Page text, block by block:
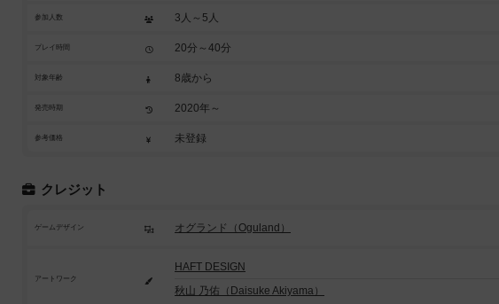
参加人数 3人～5人
プレイ時間 20分～40分
対象年齢 8歳から
発売時期 2020年～
参考価格 未登録
クレジット
ゲームデザイン オグランド（Oguland）
アートワーク
HAFT DESIGN
秋山 乃佑（Daisuke Akiyama）